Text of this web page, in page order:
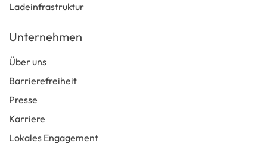
Ladeinfrastruktur
Unternehmen
Über uns
Barrierefreiheit
Presse
Karriere
Lokales Engagement